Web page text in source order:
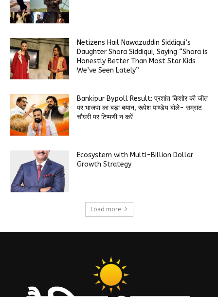
Netizens Hail Nawazuddin Siddiqui’s
Daughter Shora Siddiqui, Saying “Shora is
Honestly Better Than Most Star Kids
We’ve Seen Lately”
Bankipur Bypoll Result: प्रशांत किशोर की जीत
पर भाजपा का बड़ा बयान, रूपेश पाण्डेय बोले- सम्राट
चौधरी पर टिप्पणी न करें
Ecosystem with Multi-Billion Dollar
Growth Strategy
Load more